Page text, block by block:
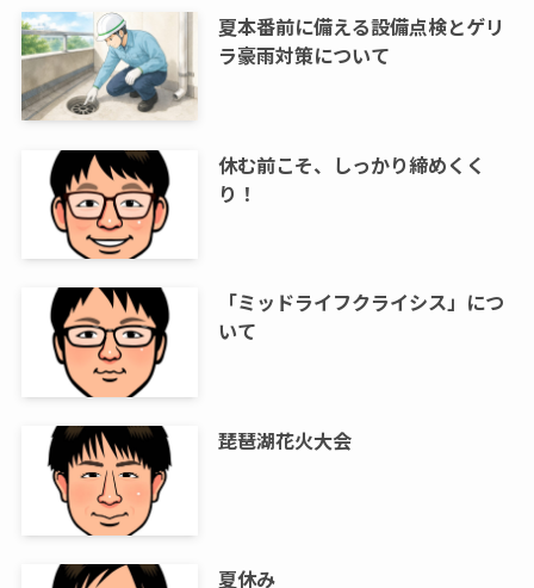
夏本番前に備える設備点検とゲリ
ラ豪雨対策について
休む前こそ、しっかり締めくく
り！
「ミッドライフクライシス」につ
いて
琵琶湖花火大会
夏休み